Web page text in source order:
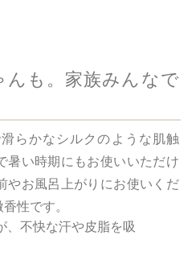
も。家族みんなで
らかなシルクのような肌触
暑い時期にもお使いいただけ
やお風呂上がりにお使いくだ
性です。
、不快な汗や皮脂を吸